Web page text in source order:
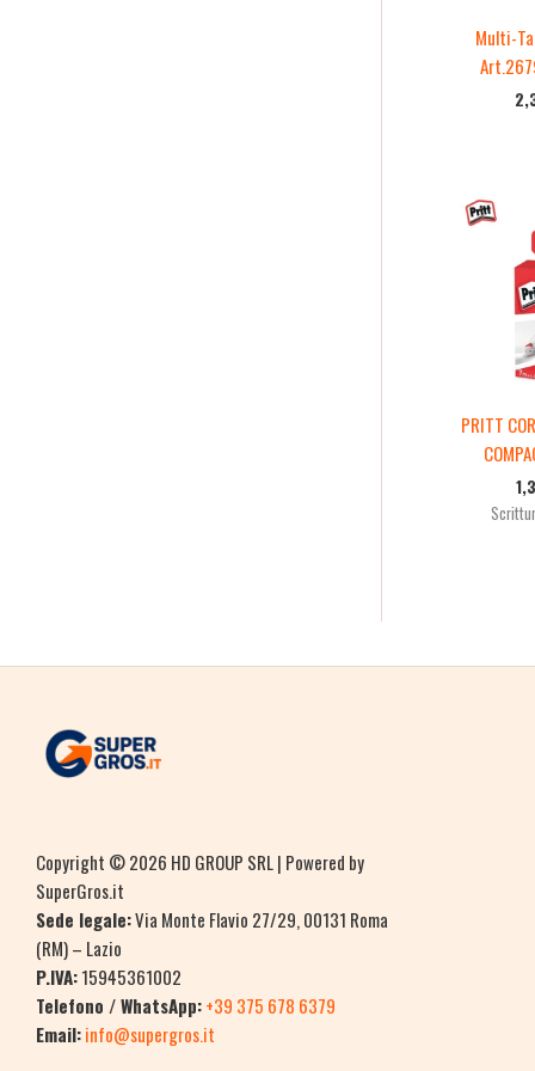
Multi-
PRITT
Copyright © 2026 HD GROUP SRL | Powered by
SuperGros.it
Sede legale:Via Monte Flavio 27/29, 00131 Roma
(RM) – Lazio
P.IVA:15945361002
Telefono / WhatsApp:+39 375 678 6379
Email:info@supergros.it